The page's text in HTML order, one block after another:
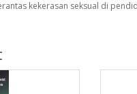
kekerasan seksual di